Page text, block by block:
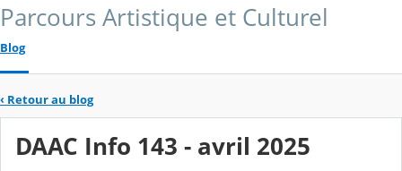
Parcours Artistique et Culturel
Blog
‹ Retour au blog
DAAC Info 143 - avril 2025